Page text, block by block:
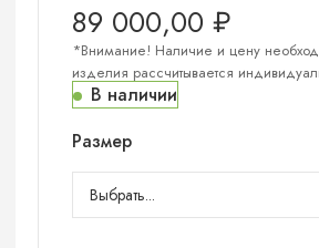
"СЕРЕБРО"
сувенир
89 000,00 ₽
*Внимание! Наличие и цену
изделия рассчитывается
В наличии
Размер